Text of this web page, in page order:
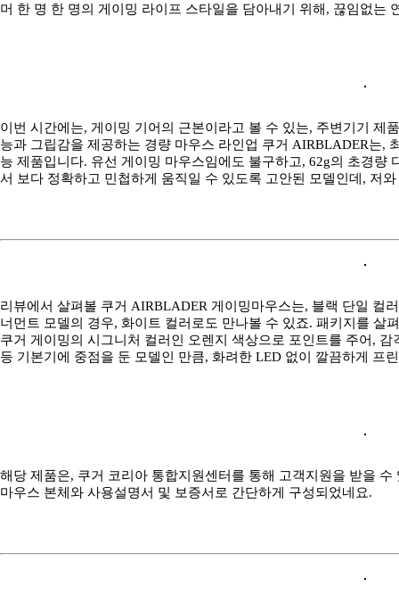
머 한 명 한 명의 게이밍 라이프 스타일을 담아내기 위해, 끊임없는
이번 시간에는, 게이밍 기어의 근본이라고 볼 수 있는, 주변기기 제
능과 그립감을 제공하는 경량 마우스 라인업 쿠거 AIRBLADER는,
능 제품입니다. 유선 게이밍 마우스임에도 불구하고, 62g의 초경량
서 보다 정확하고 민첩하게 움직일 수 있도록 고안된 모델인데, 저
리뷰에서 살펴볼 쿠거 AIRBLADER 게이밍마우스는, 블랙 단일 컬
너먼트 모델의 경우, 화이트 컬러로도 만나볼 수 있죠. 패키지를 살
쿠거 게이밍의 시그니처 컬러인 오렌지 색상으로 포인트를 주어,
등 기본기에 중점을 둔 모델인 만큼, 화려한 LED 없이 깔끔하게 프
해당 제품은, 쿠거 코리아 통합지원센터를 통해 고객지원을 받을
마우스 본체와 사용설명서 및 보증서로 간단하게 구성되었네요.